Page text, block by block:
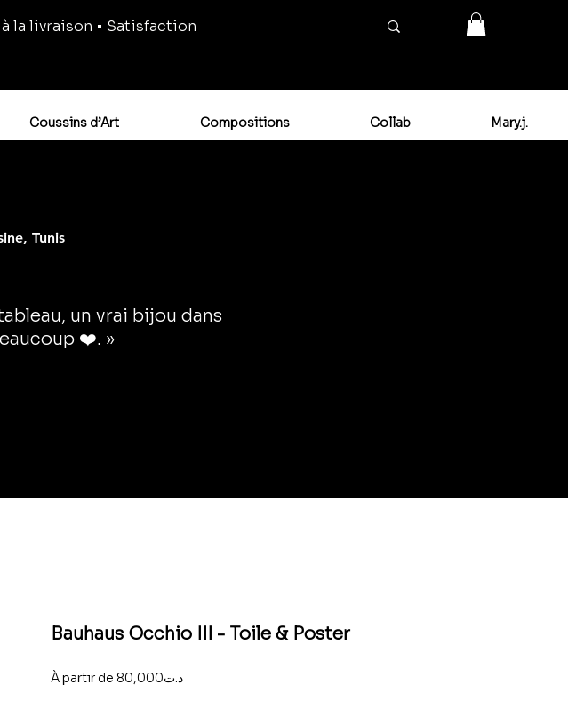
la livraison • Satisfaction
Coussins d’Art Compositions Collab Mary.j.
Tunis
un vrai bijou dans
❤️. »
Bauhaus Occhio III - Toile & Poster
À partir de 80,000د.تPrix